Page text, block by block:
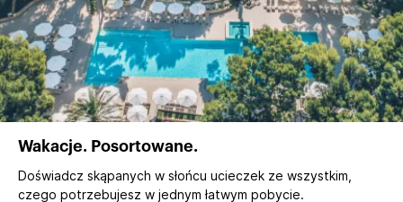
Wakacje. Posortowane.
Doświadcz skąpanych w słońcu ucieczek ze wszystkim,
czego potrzebujesz w jednym łatwym pobycie.